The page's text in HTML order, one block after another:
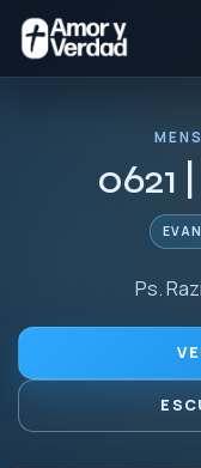
0621
Ps.